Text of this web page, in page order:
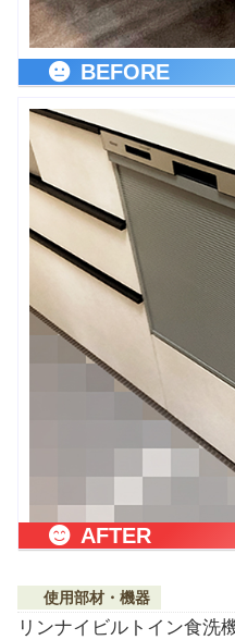
BEFORE
AFTER
使用部材・機器
リンナイビルトイン食